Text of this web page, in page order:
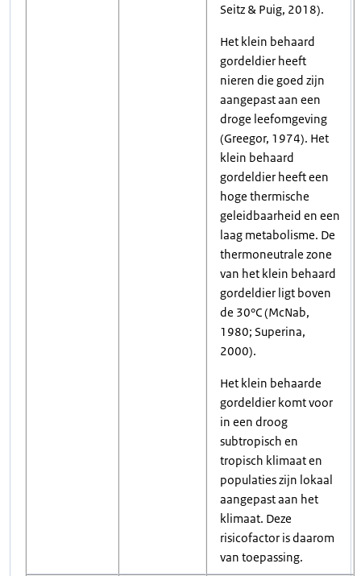
Seitz & Puig, 2018).
Het klein behaard
gordeldier heeft
nieren die goed zijn
aangepast aan een
droge leefomgeving
(Greegor, 1974). Het
klein behaard
gordeldier heeft een
hoge thermische
geleidbaarheid en een
laag metabolisme. De
thermoneutrale zone
van het klein behaard
gordeldier ligt boven
de 30°C (McNab,
1980; Superina,
2000).
Het klein behaarde
gordeldier komt voor
in een droog
subtropisch en
tropisch klimaat en
populaties zijn lokaal
aangepast aan het
klimaat. Deze
risicofactor is daarom
van toepassing.